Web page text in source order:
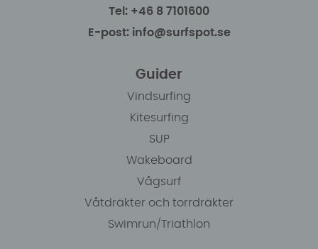
Tel: +46 8 7101600
E-post: info@surfspot.se
Guider
Vindsurfing
Kitesurfing
SUP
Wakeboard
Vågsurf
Våtdräkter och torrdräkter
Swimrun/Triathlon